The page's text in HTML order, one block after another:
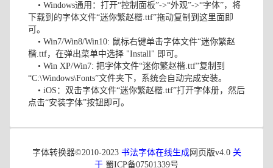
• Windows通用：打开“控制面板”->“外观”->“字体”，将
下载到的字体文件“迷你繁赵楷.ttf”拖动复制到这里面即
可。
• Win7/Win8/Win10: 鼠标右键单击字体文件“迷你繁赵
楷.ttf，在弹出菜单中选择 "Install" 即可。
• Win XP/Win7: 把字体文件“迷你繁赵楷.ttf”复制到
“C:\Windows\Fonts”文件夹下，系统会自动完成安装。
• iOS：双击字体文件“迷你繁赵楷.ttf”打开字体册，然后
点击“安装字体”按钮即可。
字体转换器©2010-2023 书法字体在线生成网页版v4.0 关
于 蜀ICP备07501339号